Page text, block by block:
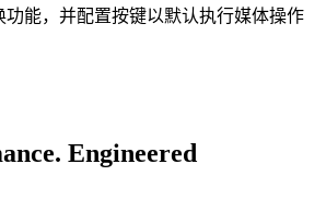
功能，并配置按键以默认执行媒体操作
Engineered